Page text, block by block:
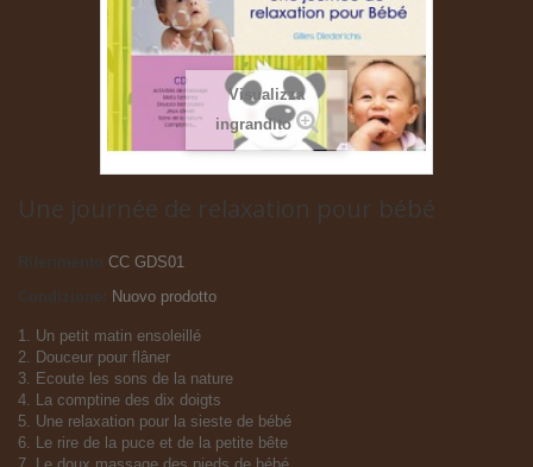
Visualizza
ingrandito
Une journée de relaxation pour bébé
Riferimento
CC GDS01
Nuovo prodotto
1. Un petit matin ensoleillé
2. Douceur pour flâner
3. Ecoute les sons de la nature
4. La comptine des dix doigts
5. Une relaxation pour la sieste de bébé
6. Le rire de la puce et de la petite bête